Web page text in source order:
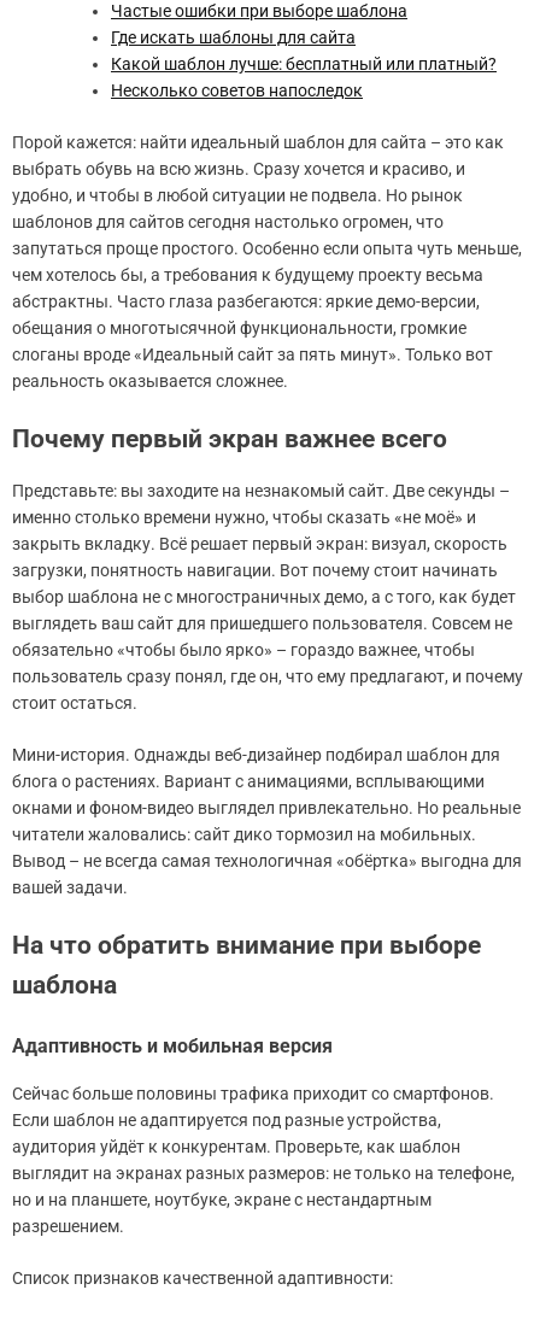
Частые ошибки при выборе шаблона
Где искать шаблоны для сайта
Какой шаблон лучше: бесплатный или платный?
Несколько советов напоследок
Порой кажется: найти идеальный шаблон для сайта – это как
выбрать обувь на всю жизнь. Сразу хочется и красиво, и
удобно, и чтобы в любой ситуации не подвела. Но рынок
шаблонов для сайтов сегодня настолько огромен, что
запутаться проще простого. Особенно если опыта чуть меньше,
чем хотелось бы, а требования к будущему проекту весьма
абстрактны. Часто глаза разбегаются: яркие демо-версии,
обещания о многотысячной функциональности, громкие
слоганы вроде «Идеальный сайт за пять минут». Только вот
реальность оказывается сложнее.
Почему первый экран важнее всего
Представьте: вы заходите на незнакомый сайт. Две секунды –
именно столько времени нужно, чтобы сказать «не моё» и
закрыть вкладку. Всё решает первый экран: визуал, скорость
загрузки, понятность навигации. Вот почему стоит начинать
выбор шаблона не с многостраничных демо, а с того, как будет
выглядеть ваш сайт для пришедшего пользователя. Совсем не
обязательно «чтобы было ярко» – гораздо важнее, чтобы
пользователь сразу понял, где он, что ему предлагают, и почему
стоит остаться.
Мини-история. Однажды веб-дизайнер подбирал шаблон для
блога о растениях. Вариант с анимациями, всплывающими
окнами и фоном-видео выглядел привлекательно. Но реальные
читатели жаловались: сайт дико тормозил на мобильных.
Вывод – не всегда самая технологичная «обёртка» выгодна для
вашей задачи.
На что обратить внимание при выборе
шаблона
Адаптивность и мобильная версия
Сейчас больше половины трафика приходит со смартфонов.
Если шаблон не адаптируется под разные устройства,
аудитория уйдёт к конкурентам. Проверьте, как шаблон
выглядит на экранах разных размеров: не только на телефоне,
но и на планшете, ноутбуке, экране с нестандартным
разрешением.
Список признаков качественной адаптивности: